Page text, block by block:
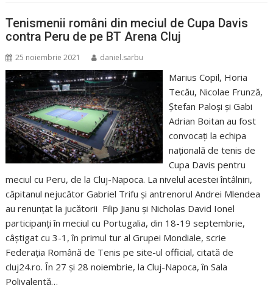
Tenismenii români din meciul de Cupa Davis
contra Peru de pe BT Arena Cluj
25 noiembrie 2021 daniel.sarbu
Marius Copil, Horia
Tecău, Nicolae Frunză,
Ştefan Paloşi şi Gabi
Adrian Boitan au fost
convocaţi la echipa
națională de tenis de
Cupa Davis pentru
meciul cu Peru, de la Cluj-Napoca. La nivelul acestei întâlniri,
căpitanul nejucător Gabriel Trifu şi antrenorul Andrei Mlendea
au renunţat la jucătorii Filip Jianu şi Nicholas David Ionel
participanți în meciul cu Portugalia, din 18-19 septembrie,
câştigat cu 3-1, în primul tur al Grupei Mondiale, scrie
Federaţia Română de Tenis pe site-ul official, citată de
cluj24.ro. În 27 şi 28 noiembrie, la Cluj-Napoca, în Sala
Polivalentă…